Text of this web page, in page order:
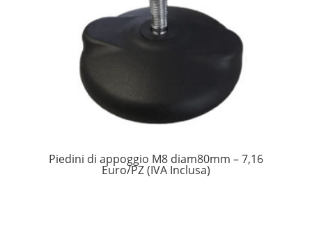
Piedini di appoggio M8 diam80mm – 7,16
Euro/PZ (IVA Inclusa)